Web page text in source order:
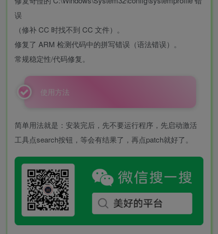
误
（修补 CC 时找不到 CC 文件）。
修复了 ARM 检测代码中的拼写错误（语法错误）。
常规稳定性/代码修复。
使用方法
简单用法就是：安装完后，先不要运行程序，先启动激活
工具点search按钮，等会有结果了，再点patch就好了。